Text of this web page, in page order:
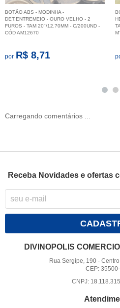
BOTÃO ABS - MODINHA -
DET.ENTREMEIO - OURO VELHO - 2
FUROS - TAM 20"/12,70MM - C/200UND -
CÓD AM12670
por R$ 8,71
Carregando comentários ...
Receba Novidades e ofertas
DIVINOPOLIS
Rua Sergipe, 190 -
CEP:
CNPJ: